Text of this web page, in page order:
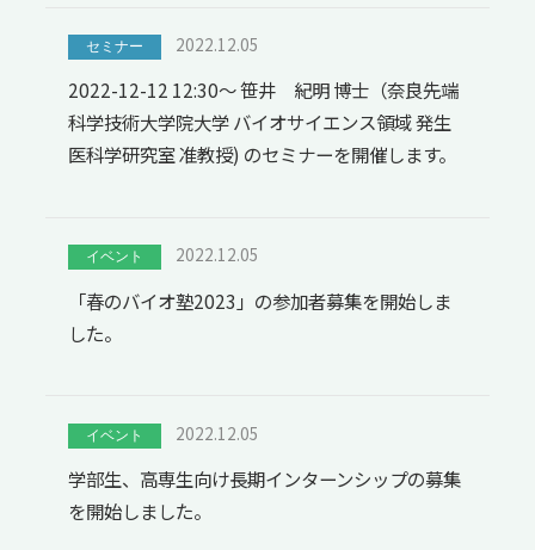
セミナー 2022.12.05
2022-12-12 12:30～ 笹井 紀明 博士（奈良先端
科学技術大学院大学 バイオサイエンス領域 発生
医科学研究室 准教授) のセミナーを開催します。
イベント 2022.12.05
「春のバイオ塾2023」の参加者募集を開始しま
した。
イベント 2022.12.05
学部生、高専生向け長期インターンシップの募集
を開始しました。